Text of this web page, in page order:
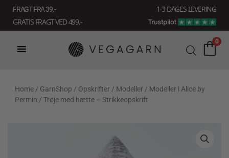
indholdet
FRAGT FRA 39, -
1-3 DAGES LEVERING
GRATIS FRAGT VED 499,-
0
Home / GarnShop / Opskrifter / Modeller / Modeller i Alice by
Permin / Trøje med hætte – Strikkeopskrift